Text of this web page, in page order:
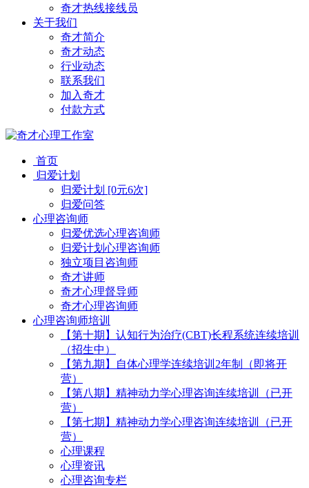
奇才热线接线员
关于我们
奇才简介
奇才动态
行业动态
联系我们
加入奇才
付款方式
首页
归爱计划
归爱计划 [0元6次]
归爱问答
心理咨询师
归爱优选心理咨询师
归爱计划心理咨询师
独立项目咨询师
奇才讲师
奇才心理督导师
奇才心理咨询师
心理咨询师培训
【第十期】认知行为治疗(CBT)长程系统连续培训
（招生中）
【第九期】自体心理学连续培训2年制（即将开
营）
【第八期】精神动力学心理咨询连续培训（已开
营）
【第七期】精神动力学心理咨询连续培训（已开
营）
心理课程
心理资讯
心理咨询专栏